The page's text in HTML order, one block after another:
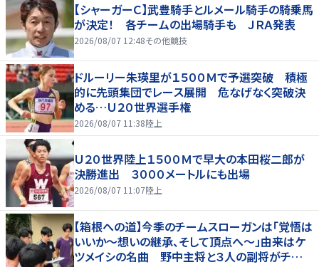
【シャーガーＣ】武豊騎手とルメール騎手の騎乗馬
が決定！ 各チームの出場騎手も ＪＲＡ発表
2026/08/07 12:48その他競技
ドルーリー朱瑛里が１５００Ｍで予選突破 積極
的に先頭集団でレース展開 危なげなく突破決
める…Ｕ２０世界選手権
2026/08/07 11:38陸上
Ｕ２０世界陸上１５００Ｍで早大の本田桜二郎が
決勝進出 ３０００メートルにも出場
2026/08/07 11:07陸上
【箱根への道】今季のチームスローガンは「覚悟は
いいか～想いの継承、そして頂点へ～」由来はケ
ツメイシの名曲 野中主将と３人の副将がチーム